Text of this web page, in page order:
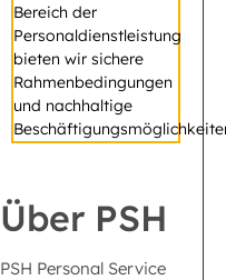
Bereich der
Personaldienstleistung
bieten wir sichere
Rahmenbedingungen
und nachhaltige
Über PSH
PSH Personal Service